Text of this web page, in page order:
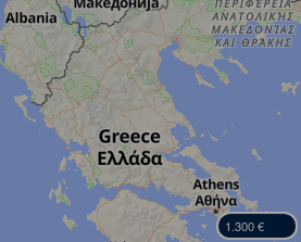
1.300 €